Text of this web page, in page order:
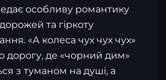
особливу романтику
та гіркоту
«А колеса чух чух чух»
дорогу, де «чорний дим»
з туманом на душі, а